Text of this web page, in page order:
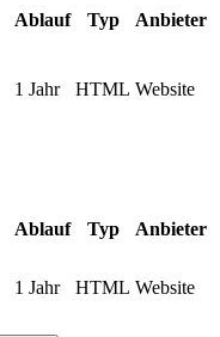
Ablauf Typ Anbieter
1 Jahr HTML Website
Ablauf Typ Anbieter
1 Jahr HTML Website